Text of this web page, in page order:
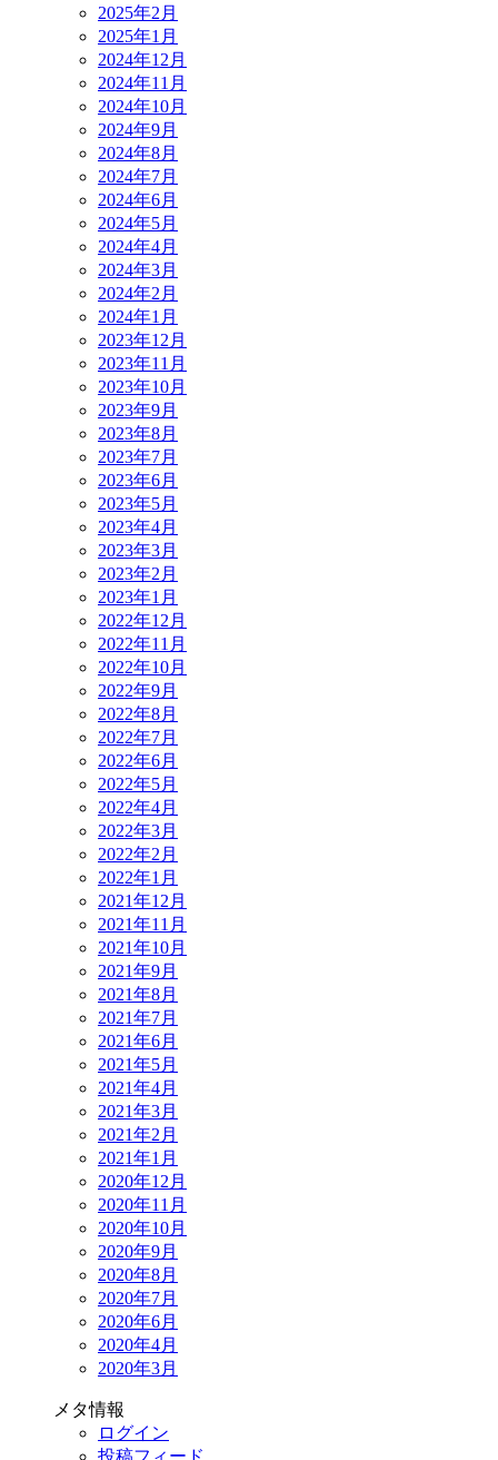
2025年2月
2025年1月
2024年12月
2024年11月
2024年10月
2024年9月
2024年8月
2024年7月
2024年6月
2024年5月
2024年4月
2024年3月
2024年2月
2024年1月
2023年12月
2023年11月
2023年10月
2023年9月
2023年8月
2023年7月
2023年6月
2023年5月
2023年4月
2023年3月
2023年2月
2023年1月
2022年12月
2022年11月
2022年10月
2022年9月
2022年8月
2022年7月
2022年6月
2022年5月
2022年4月
2022年3月
2022年2月
2022年1月
2021年12月
2021年11月
2021年10月
2021年9月
2021年8月
2021年7月
2021年6月
2021年5月
2021年4月
2021年3月
2021年2月
2021年1月
2020年12月
2020年11月
2020年10月
2020年9月
2020年8月
2020年7月
2020年6月
2020年4月
2020年3月
メタ情報
ログイン
投稿フィード